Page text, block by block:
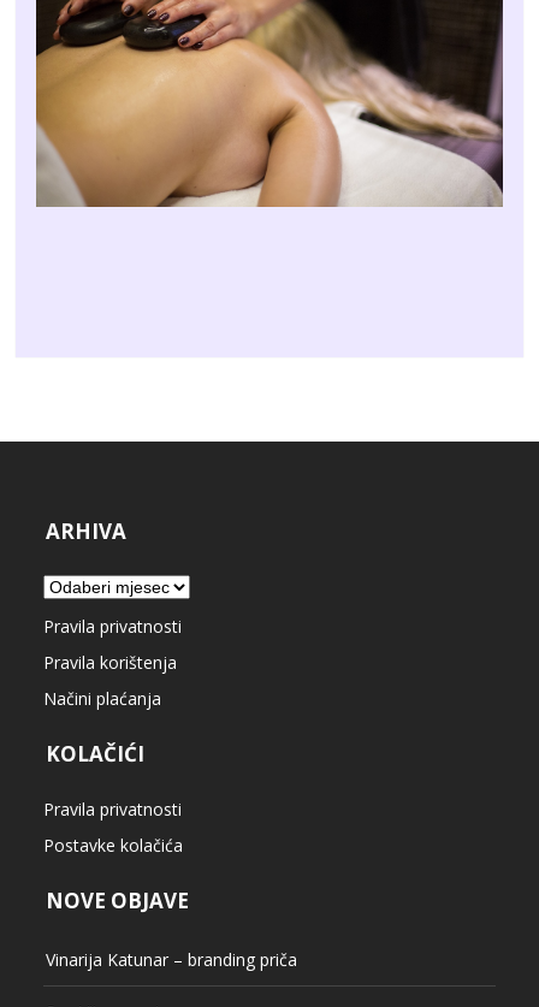
ARHIVA
Arhiva
Pravila privatnosti
Pravila korištenja
Načini plaćanja
KOLAČIĆI
Pravila privatnosti
Postavke kolačića
NOVE OBJAVE
Vinarija Katunar – branding priča